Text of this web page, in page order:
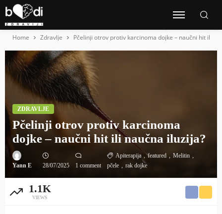
Home Zdravlje Pčelinji otrov protiv karcinoma dojke – naučni hit ili
ZDRAVLJE
Pčelinji otrov protiv karcinoma
dojke – naučni hit ili naučna iluzija?
Yann E 28/07/2025 1 comment
Apiterapija featured
Melitin
pčele
rak dojke
1.1K
VIEWS